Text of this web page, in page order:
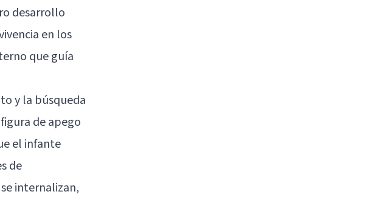
desarrollo
en los
que guía
y la búsqueda
de apego
el infante
de
internalizan,